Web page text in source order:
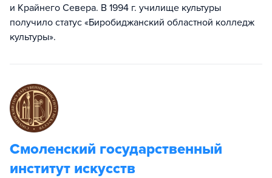
и Крайнего Севера. В 1994 г. училище культуры
получило статус «Биробиджанский областной колледж
культуры».
Смоленский государственный
институт искусств